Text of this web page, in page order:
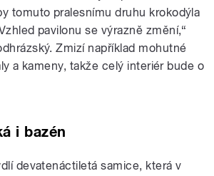
tomuto pralesnímu druhu krokodýla
pavilonu se výrazně změní,“
Zmizí například mohutné
a kameny, takže celý interiér bude o
i bazén
devatenáctiletá samice, která v